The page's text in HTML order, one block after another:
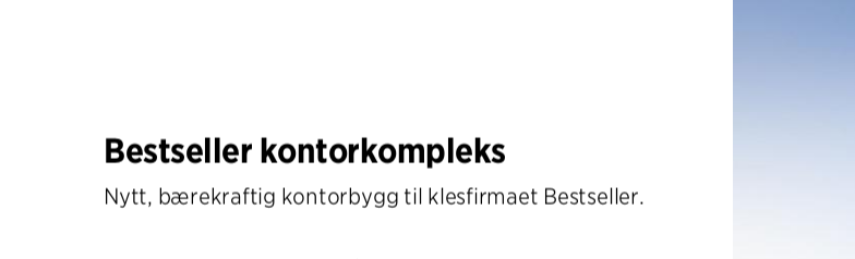
Bestseller kontorkompleks
Nytt, bærekraftig kontorbygg til klesfirmaet Bestseller.